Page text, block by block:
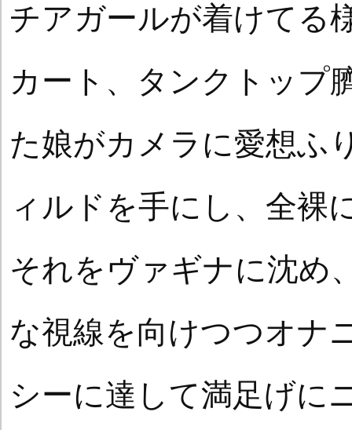
チアガールが着けてる
カート、タンクトップ
た娘がカメラに愛想ふ
ィルドを手にし、全裸
それをヴァギナに沈め
な視線を向けつつオナ
シーに達して満足げに